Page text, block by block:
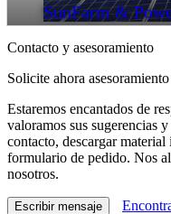
SunFarm &
Contacto y asesoramiento
Solicite ahora
Estaremos encantados de
valoramos sus sugerencias
contacto, descargar
formulario de pedido. Nos
nosotros.
Escribir mensaje